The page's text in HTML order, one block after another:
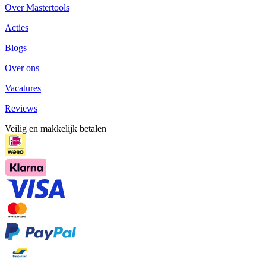
Over Mastertools
Acties
Blogs
Over ons
Vacatures
Reviews
Veilig en makkelijk betalen